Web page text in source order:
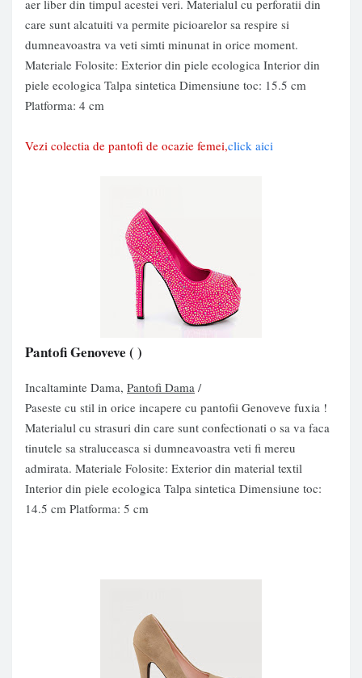
aer liber din timpul acestei veri. Materialul cu perforatii din
care sunt alcatuiti va permite picioarelor sa respire si
dumneavoastra va veti simti minunat in orice moment.
Materiale Folosite: Exterior din piele ecologica Interior din
piele ecologica Talpa sintetica Dimensiune toc: 15.5 cm
Platforma: 4 cm
Vezi colectia de pantofi de ocazie femei,click aici
Pantofi Genoveve ( )
Incaltaminte Dama, Pantofi Dama /
Paseste cu stil in orice incapere cu pantofii Genoveve fuxia !
Materialul cu strasuri din care sunt confectionati o sa va faca
tinutele sa straluceasca si dumneavoastra veti fi mereu
admirata. Materiale Folosite: Exterior din material textil
Interior din piele ecologica Talpa sintetica Dimensiune toc:
14.5 cm Platforma: 5 cm